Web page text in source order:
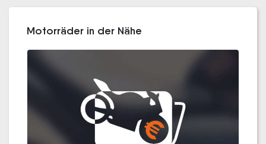
Motorräder in der Nähe